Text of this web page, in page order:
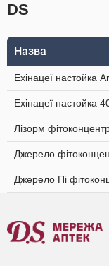
DS
Назва
Ехінацеї настойка
Ехінацеї настойка
Лізорм
Джерело
Джерело Пі